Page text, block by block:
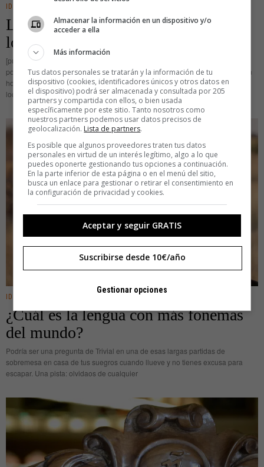
IDEAS
La lengua pertenece al pueblo, no a
los académicos
[pullquote author=»Horacio» tagline=»Epístola a los Pisones o Ars
poetica»]Multa renascentur, quae iam cecidere, cadentque quae nunc sunt in
honore vocabula, si volet usus, quem penes arbitrium est et ius et norma
loquendi» (Renacerán
IDEAS
¿Cuál es la lengua con más fonemas
del mundo?
Podría ser una pregunta de Trivial en una de esas largas partidas de
sobremesa en casa de tus suegros cuando llueve y no tienes excusa para
escapar. Una pista: olvidaos de cualquier
Almacenar la información en un dispositivo y/o
acceder a ella
Más información
Tus datos personales se tratarán y la información de tu
dispositivo (cookies, identificadores únicos y otros datos en
el dispositivo) podrá ser almacenada y consultada por 205
partners y compartida con ellos, o bien usada
específicamente por este sitio. Tanto nosotros como
nuestros partners podemos usar datos precisos de
geolocalización. Lista de partners.
Es posible que algunos proveedores traten tus datos
personales en virtud de un interés legítimo, algo a lo que
puedes oponerte gestionando tus opciones a continuación.
En la parte inferior de esta página o en el menú del sitio,
busca un enlace para gestionar o retirar el consentimiento en
la configuración de privacidad y cookies.
Aceptar y seguir GRATIS
Suscribirse desde 10€/año
Gestionar opciones